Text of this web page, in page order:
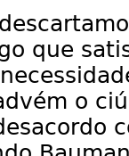
que
o